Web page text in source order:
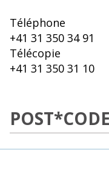
Téléphone
+41 31 350 34 91
Télécopie
+41 31 350 31 10